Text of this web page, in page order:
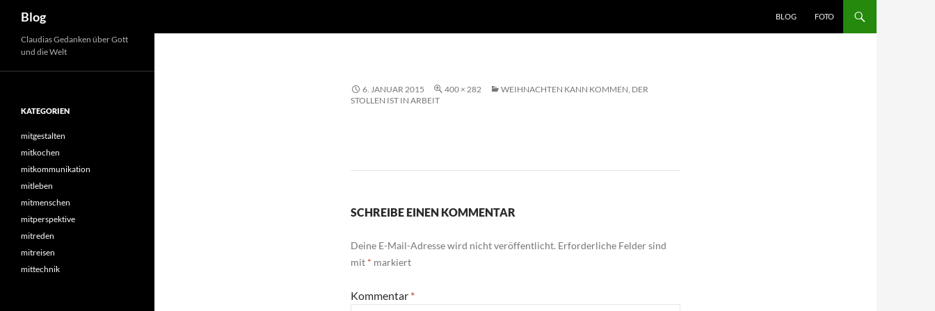
Zum
Inhalt
springen
Blog BLOG FOTO
6. JANUAR 2015 400 × 282
WEIHNACHTEN KANN KOMMEN, DER
STOLLEN IST IN ARBEIT
SCHREIBE EINEN KOMMENTAR
Deine E-Mail-Adresse wird nicht veröffentlicht. Erforderliche Felder sind
mit * markiert
Kommentar *
Claudias Gedanken über Gott
und die Welt
KATEGORIEN
mitgestalten
mitkochen
mitkommunikation
mitleben
mitmenschen
mitperspektive
mitreden
mitreisen
mittechnik